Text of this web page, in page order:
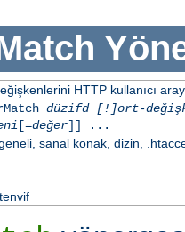
HTTP kullanıcı
düzifd [!]ort-
[=değer]] ...
sanal konak, dizin,